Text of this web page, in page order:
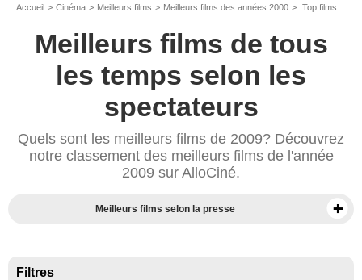
Accueil Cinéma Meilleurs films Meilleurs films des années 2000 Top films de 2009
Meilleurs films de tous
les temps selon les
spectateurs
Quels sont les meilleurs films de 2009? Découvrez
notre classement des meilleurs films de l'année
2009 sur AlloCiné.
Meilleurs films selon la presse
Filtres